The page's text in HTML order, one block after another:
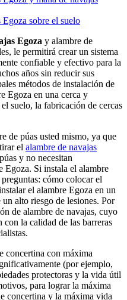
Egoza y alambre de
le permitirá crear un sistema
confiable y efectivo para la
años sin reducir sus
métodos de instalación de
Egoza en una cerca y
suelo, la fabricación de cercas
de púas usted mismo, ya que
el alambre de navajas
y no necesitan
Egoza. Si instala el alambre
cómo colocar el
el alambre Egoza en un
alto riesgo de lesiones. Por
de alambre de navajas, cuyo
la calidad de las barreras
concertina con máxima
(por ejemplo,
protectoras y la vida útil
para lograr la máxima
concertina y la máxima vida